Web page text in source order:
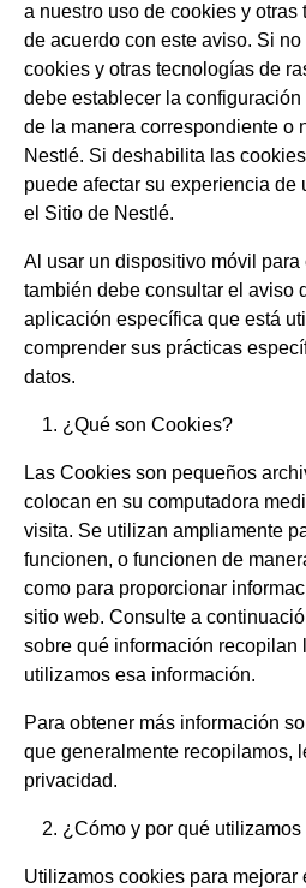
a nuestro uso de cookies y otras
de acuerdo con este aviso. Si
cookies y otras tecnologías de
debe establecer la
de la manera correspondiente o
Nestlé. Si deshabilita las
puede afectar su experiencia de
el Sitio de Nestlé.
Al usar un dispositivo móvil para
también debe consultar el aviso
aplicación específica que está
comprender sus prácticas
datos.
¿Qué son Cookies?
Las Cookies son pequeños
colocan en su computadora
visita. Se utilizan ampliamente
funcionen, o funcionen de
como para proporcionar
sitio web. Consulte a
sobre qué información recopilan
utilizamos esa información.
Para obtener más información
que generalmente recopilamos,
privacidad.
¿Cómo y por qué
Utilizamos cookies para mejorar